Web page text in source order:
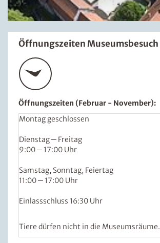
Öffnungszeiten Museumsbesuch
Öffnungszeiten (Februar - November):
Montag geschlossen
Dienstag ─ Freitag
9:00 ─ 17:00 Uhr
Samstag, Sonntag, Feiertag
11:00 ─ 17:00 Uhr
Einlassschluss 16:30 Uhr
Tiere dürfen nicht in die Museumsräume.